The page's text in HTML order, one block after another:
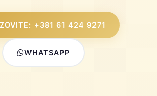
+381 61 424 9271
WHATSAPP